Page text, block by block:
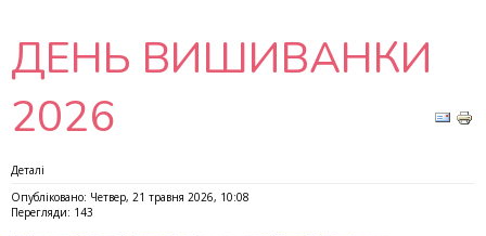
ДЕНЬ ВИШИВАНКИ
2026
Деталі
Опубліковано: Четвер, 21 травня 2026, 10:08
Перегляди: 143